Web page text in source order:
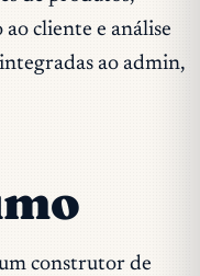
cliente e análise
ao admin,
construtor de